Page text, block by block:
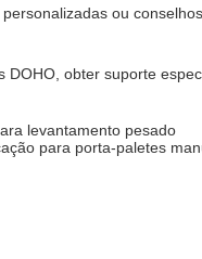
ou
obter suporte
levantamento pesado
para porta-paletes